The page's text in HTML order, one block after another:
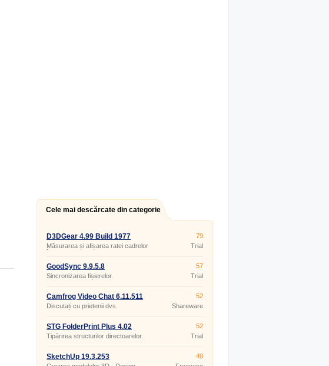
Cele mai descărcate din categorie
D3DGear 4.99 Build 1977
Măsurarea și afișarea ratei cadrelor
în aplicațiile DirectX și OpenGL.
79
Trial
GoodSync 9.9.5.8
Sincronizarea fișierelor.
57
Trial
Camfrog Video Chat 6.11.511
Discutați cu prietenii dvs.
52
Shareware
STG FolderPrint Plus 4.02
Tipărirea structurilor directoarelor.
52
Trial
SketchUp 19.3.253
49